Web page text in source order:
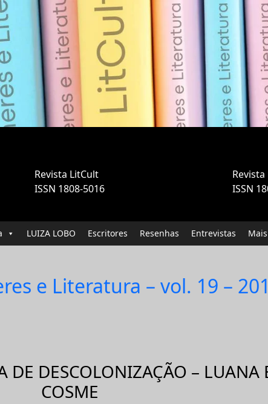
Revista LitCult
ISSN 1808-5016
ISSN
LUIZA LOBO Escritores Resenhas Entrevistas Mais
e Literatura – vol. 19 –
DE DESCOLONIZAÇÃO – LUANA
COSME